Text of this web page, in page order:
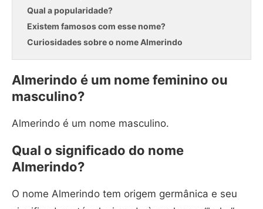
Qual a popularidade?
Existem famosos com esse nome?
Curiosidades sobre o nome Almerindo
Almerindo é um nome feminino ou
masculino?
Almerindo é um nome masculino.
Qual o significado do nome
Almerindo?
O nome Almerindo tem origem germânica e seu